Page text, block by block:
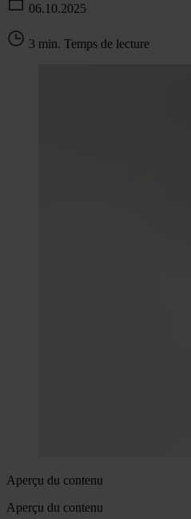
06.10.2025
3 min. Temps de lecture
Aperçu du contenu
Aperçu du contenu